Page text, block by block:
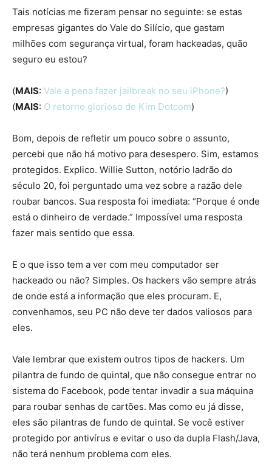
Tais notícias me fizeram pensar no seguinte: se estas
empresas gigantes do Vale do Silício, que gastam
milhões com segurança virtual, foram hackeadas, quão
seguro eu estou?
(MAIS: Vale a pena fazer jailbreak no seu iPhone?)
(MAIS: O retorno glorioso de Kim Dotcom)
Bom, depois de refletir um pouco sobre o assunto,
percebi que não há motivo para desespero. Sim, estamos
protegidos. Explico. Willie Sutton, notório ladrão do
século 20, foi perguntado uma vez sobre a razão dele
roubar bancos. Sua resposta foi imediata: “Porque é onde
está o dinheiro de verdade.” Impossível uma resposta
fazer mais sentido que essa.
E o que isso tem a ver com meu computador ser
hackeado ou não? Simples. Os hackers vão sempre atrás
de onde está a informação que eles procuram. E,
convenhamos, seu PC não deve ter dados valiosos para
eles.
Vale lembrar que existem outros tipos de hackers. Um
pilantra de fundo de quintal, que não consegue entrar no
sistema do Facebook, pode tentar invadir a sua máquina
para roubar senhas de cartões. Mas como eu já disse,
eles são pilantras de fundo de quintal. Se você estiver
protegido por antivírus e evitar o uso da dupla Flash/Java,
não terá nenhum problema com eles.